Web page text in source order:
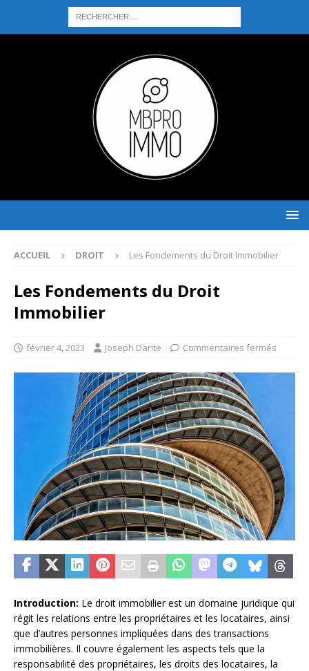
ACCUEIL DROIT Les Fondements du Droit Immobilier
Les Fondements du Droit
Immobilier
février 4, 2023 Joseph Dante Commentaires fermés
Introduction: Le droit immobilier est un domaine juridique qui
régit les relations entre les propriétaires et les locataires, ainsi
que d’autres personnes impliquées dans des transactions
immobilières. Il couvre également les aspects tels que la
responsabilité des propriétaires, les droits des locataires, la